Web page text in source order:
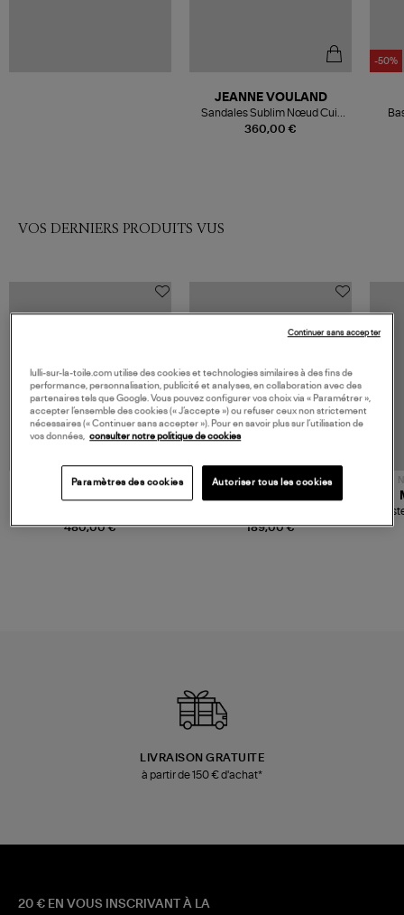
360,00 €
JEANNE VOULAND
Sandales Sublim Nœud Cuir
Suédé Taupe
-50%
VOS DERNIERS PRODUITS VUS
480,00 €
JEROME DREYFUSS
Champagne
NOUVELLE COLLECTION
189,00 €
Mousse
LIVRAISON GRATUITE
à partir de 150 € d'achat*
20 € EN VOUS INSCRIVANT À LA
lulli-sur-la-toile.com utilise des cookies et technologies similaires à des fins de
performance, personnalisation, publicité et analyses, en collaboration avec des
partenaires tels que Google. Vous pouvez configurer vos choix via « Paramétrer »,
accepter l’ensemble des cookies (« J’accepte ») ou refuser ceux non strictement
nécessaires (« Continuer sans accepter »). Pour en savoir plus sur l’utilisation de
vos données, consulter notre politique de cookies
Paramètres des cookies Autoriser tous les cookies
Continuer sans accepter